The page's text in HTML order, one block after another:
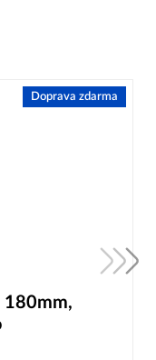
Doprava zdarma
180mm,